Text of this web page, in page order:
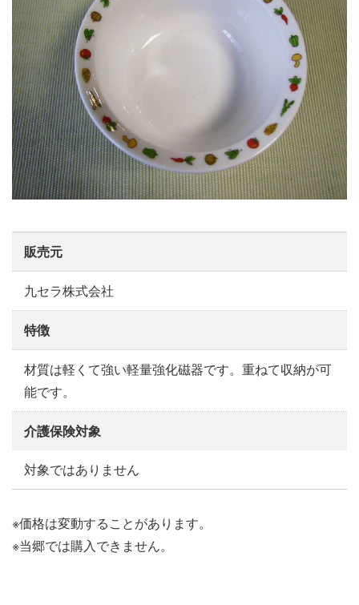
販売元
九セラ株式会社
特徴
材質は軽くて強い軽量強化磁器です。重ねて収納が可
能です。
介護保険対象
対象ではありません
※価格は変動することがあります。
※当郷では購入できません。